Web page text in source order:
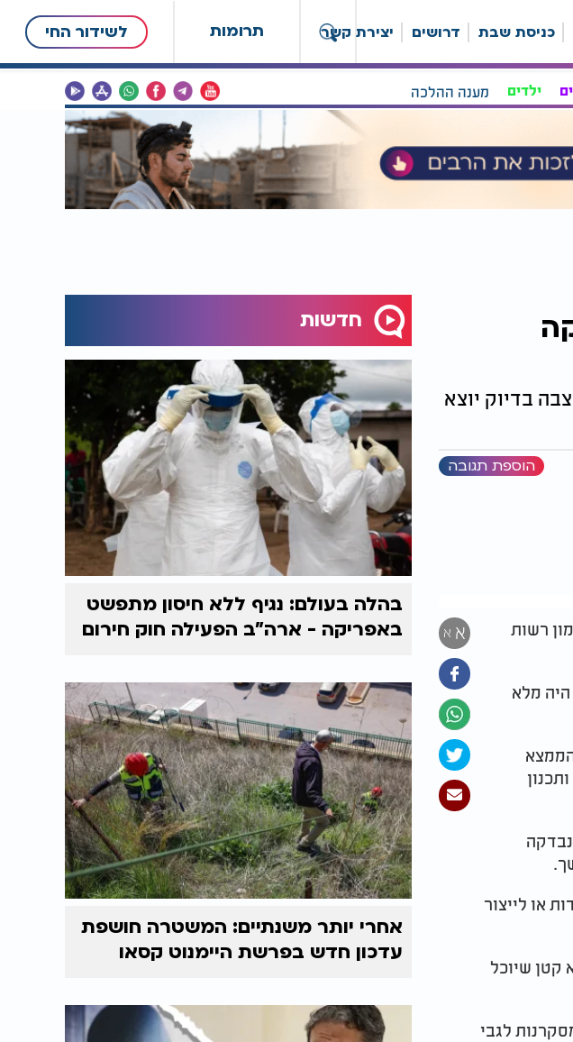
תרומות לשידור החי כניסת שבת דרושים יצירת קשר
ילדים מענה ההלכה
בדיוק יוצא
הוספת תגובה
א א
רשות
מלא
נבדקה
או לייצור
קטן שיוכל
לגבי
חדשות
בהלה בעולם: נגיף ללא חיסון מתפשט
באפריקה - ארה"ב הפעילה חוק חירום
אחרי יותר משנתיים: המשטרה חושפת
עדכון חדש בפרשת היימנוט קסאו